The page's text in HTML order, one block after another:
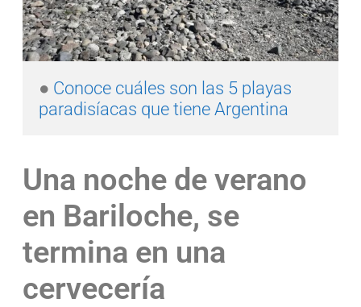
● Conoce cuáles son las 5 playas
paradisíacas que tiene Argentina
Una noche de verano
en Bariloche, se
termina en una
cervecería